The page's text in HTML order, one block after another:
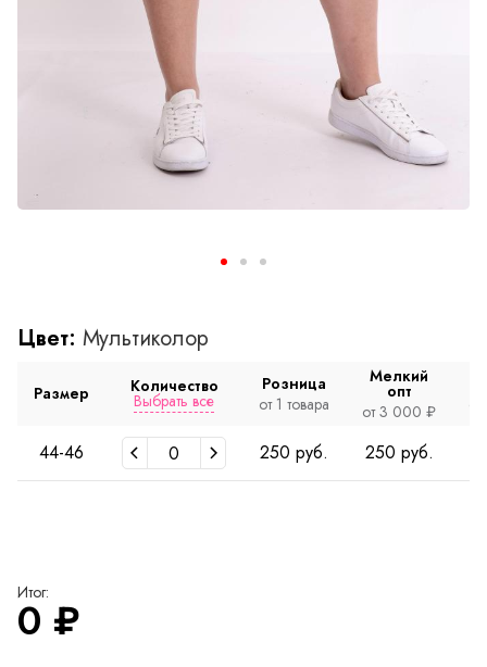
Цвет: Мультиколор
Размер Количество
Выбрать все
Розница
от 1 товара
Мелкий
опт
от 3 000 ₽
44-46 250 руб. 250 руб.
Итог:
0 ₽